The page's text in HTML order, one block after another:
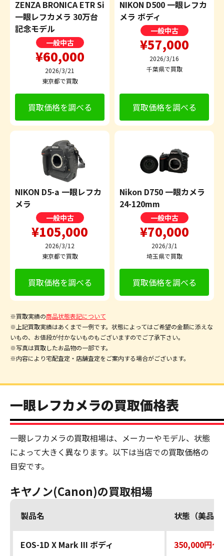
ZENZA BRONICA ETR Si
一眼レフカメラ 30万台
記念モデル
一般中古
¥60,000
2026/3/21
東京都で買取
買取価格を調べる
NIKON D500 一眼レフカ
メラ ボディ
一般中古
¥57,000
2026/3/16
千葉県で買取
買取価格を調べる
NIKON D5-a 一眼レフカ
メラ
一般中古
¥105,000
2026/3/12
東京都で買取
買取価格を調べる
Nikon D750 一眼カメラ
24-120mm
一般中古
¥70,000
2026/3/1
埼玉県で買取
買取価格を調べる
※買取実績の商品状態表記について
※上記買取実績はあくまで一例です。状態によってはご希望の金額に添えな
いもの、お値段が付かないものもございますのでご了承下さい。
※写真は買取したお品物の一部です。
※内容により宅配査定・店舗査定をご案内する場合がございます。
一眼レフカメラの買取価格表
一眼レフカメラの買取相場は、メーカーやモデル、状態
によって大きく異なります。以下は当店での買取価格の
目安です。
キヤノン(Canon)の買取相場
製品名 状態（美品）
EOS-1D X Mark III ボディ 350,000円～